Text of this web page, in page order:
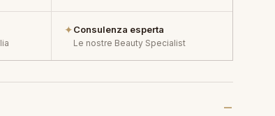
✦Consulenza esperta
Le nostre Beauty Specialist